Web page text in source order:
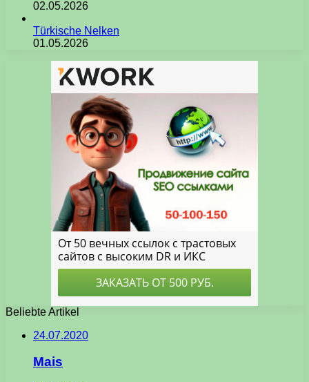
02.05.2026
Türkische Nelken
01.05.2026
Beliebte Artikel
24.07.2020
Mais